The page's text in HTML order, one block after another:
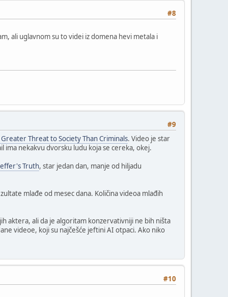
#8
ali uglavnom su to videi iz domena hevi metala i
#9
Threat to Society Than Criminals. Video je star
nekakvu dvorsku ludu koja se cereka, okej.
Truth, star jedan dan, manje od hiljadu
mlađe od mesec dana. Količina videoa mlađih
aktera, ali da je algoritam konzervativniji ne bih ništa
videoe, koji su najčešće jeftini AI otpaci. Ako niko
#10